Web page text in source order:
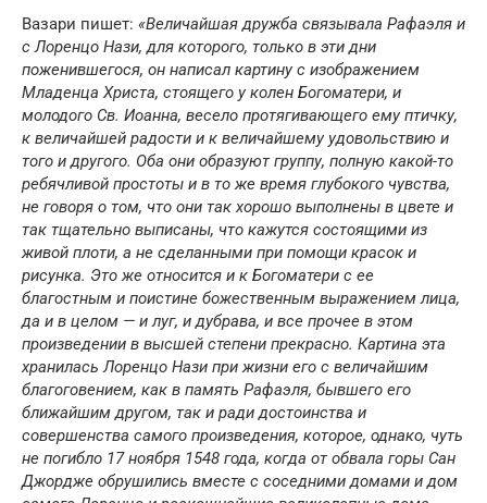
Вазари пишет: «Величайшая дружба связывала Рафаэля и
с Лоренцо Нази, для которого, только в эти дни
поженившегося, он написал картину с изображением
Младенца Христа, стоящего у колен Богоматери, и
молодого Св. Иоанна, весело протягивающего ему птичку,
к величайшей радости и к величайшему удовольствию и
того и другого. Оба они образуют группу, полную какой-то
ребячливой простоты и в то же время глубокого чувства,
не говоря о том, что они так хорошо выполнены в цвете и
так тщательно выписаны, что кажутся состоящими из
живой плоти, а не сделанными при помощи красок и
рисунка. Это же относится и к Богоматери с ее
благостным и поистине божественным выражением лица,
да и в целом — и луг, и дубрава, и все прочее в этом
произведении в высшей степени прекрасно. Картина эта
хранилась Лоренцо Нази при жизни его с величайшим
благоговением, как в память Рафаэля, бывшего его
ближайшим другом, так и ради достоинства и
совершенства самого произведения, которое, однако, чуть
не погибло 17 ноября 1548 года, когда от обвала горы Сан
Джордже обрушились вместе с соседними домами и дом